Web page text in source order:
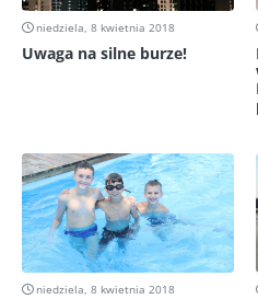
niedziela, 8 kwietnia 2018
Uwaga na silne burze!
niedziela, 8 kwietnia 2018